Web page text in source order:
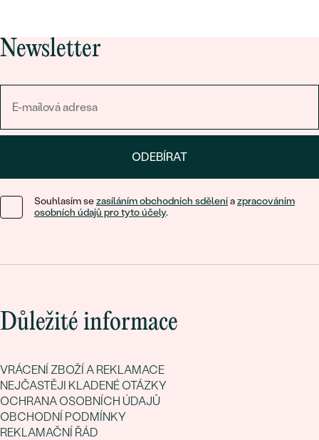
Newsletter
ODEBÍRAT
Souhlasím sezasíláním obchodních sděleníazpracováním
osobních údajů pro tyto účely.
Důležité informace
VRÁCENÍ ZBOŽÍ A REKLAMACE
NEJČASTĚJI KLADENÉ OTÁZKY
OCHRANA OSOBNÍCH ÚDAJŮ
OBCHODNÍ PODMÍNKY
REKLAMAČNÍ ŘÁD